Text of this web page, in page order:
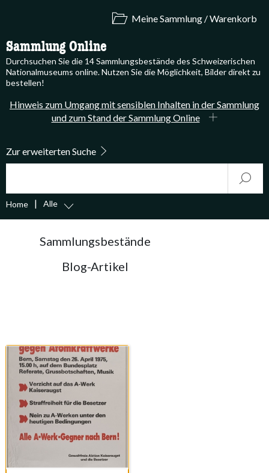
Meine Sammlung / Warenkorb
Sammlung Online
Durchsuchen Sie die 14 Sammlungsbestände des Schweizerischen
Nationalmuseums online. Nutzen Sie die Möglichkeit, Bilder direkt zu
bestellen!
Hinweis zum Umgang mit sensiblen Inhalten in der Sammlung
und zum Stand der Sammlung Online
Zur erweiterten Suche
Start
Home Alle
Sammlungsbestände
Blog-Artikel